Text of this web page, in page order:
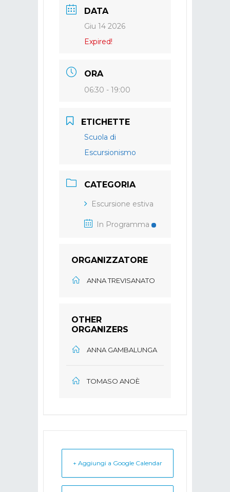
DATA
Giu 14 2026
Expired!
ORA
06:30 - 19:00
ETICHETTE
Scuola di
Escursionismo
CATEGORIA
Escursione estiva
In Programma
ORGANIZZATORE
ANNA TREVISANATO
OTHER
ORGANIZERS
ANNA GAMBALUNGA
TOMASO ANOÈ
+ Aggiungi a Google Calendar